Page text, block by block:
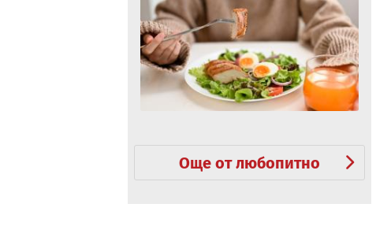
Още от любопитно